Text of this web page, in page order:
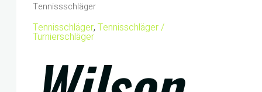
Tennissschläger
Tennisschläger,Tennisschläger /
Turnierschläger